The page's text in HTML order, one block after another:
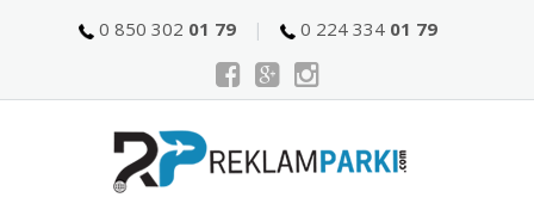
0 850 302 01 79 0 224 334 01 79